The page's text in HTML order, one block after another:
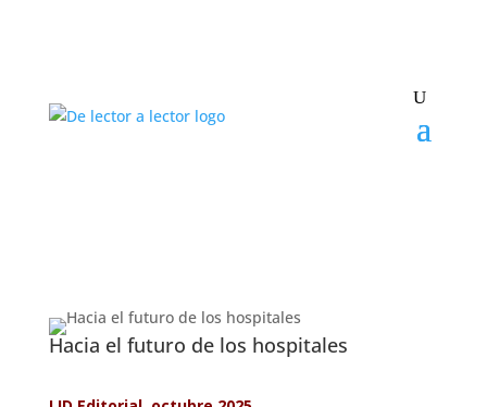
Hacia el futuro de los hospitales